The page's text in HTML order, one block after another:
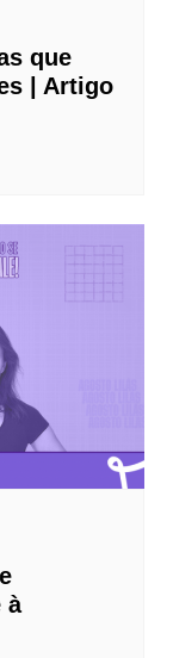
que
| Artigo
à